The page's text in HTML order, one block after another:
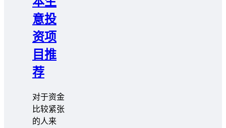
意投
资项
目推
荐
对于资金
比较紧张
的人来